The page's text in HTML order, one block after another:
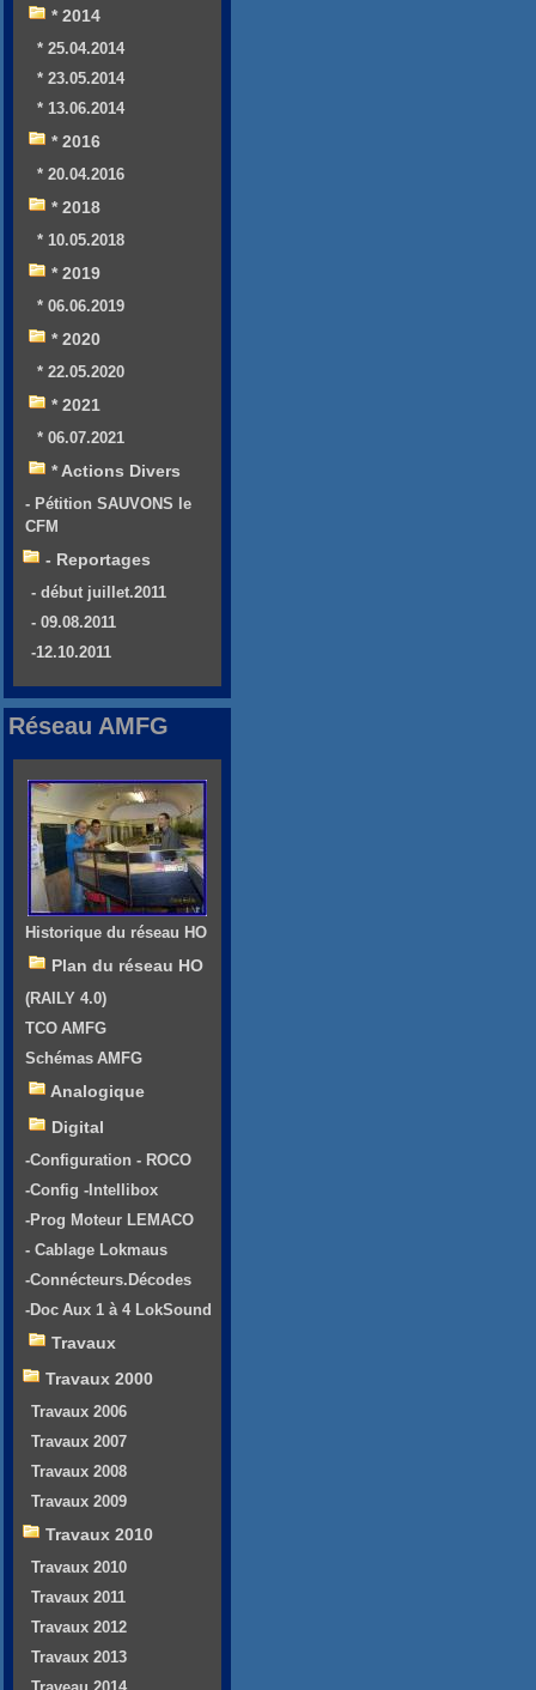
* 2014
* 25.04.2014
* 23.05.2014
* 13.06.2014
* 2016
* 20.04.2016
* 2018
* 10.05.2018
* 2019
* 06.06.2019
* 2020
* 22.05.2020
* 2021
* 06.07.2021
* Actions Divers
- Pétition SAUVONS le
CFM
- Reportages
- début juillet.2011
- 09.08.2011
-12.10.2011
Réseau AMFG
Historique du réseau HO
Plan du réseau HO
(RAILY 4.0)
TCO AMFG
Schémas AMFG
Analogique
Digital
-Configuration - ROCO
-Config -Intellibox
-Prog Moteur LEMACO
- Cablage Lokmaus
-Connécteurs.Décodes
-Doc Aux 1 à 4 LokSound
Travaux
Travaux 2000
Travaux 2006
Travaux 2007
Travaux 2008
Travaux 2009
Travaux 2010
Travaux 2010
Travaux 2011
Travaux 2012
Travaux 2013